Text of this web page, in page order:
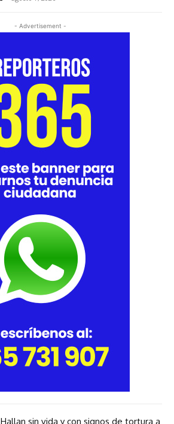
- Advertisement -
Hallan sin vida y con signos de tortura a